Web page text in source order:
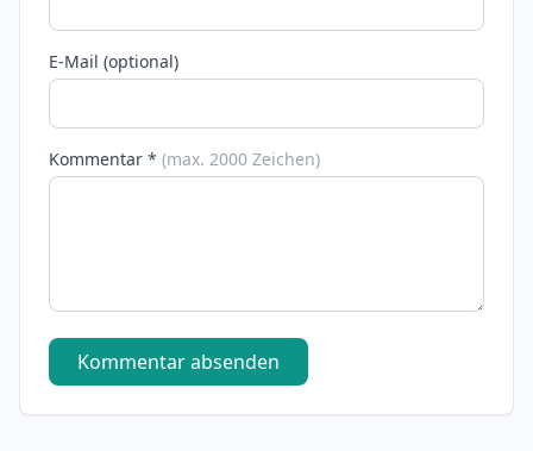
E-Mail (optional)
Kommentar * (max. 2000 Zeichen)
Kommentar absenden